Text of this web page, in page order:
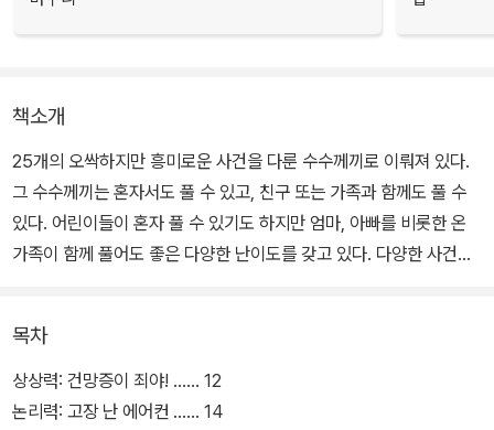
책소개
25개의 오싹하지만 흥미로운 사건을 다룬 수수께끼로 이뤄져 있다.
그 수수께끼는 혼자서도 풀 수 있고, 친구 또는 가족과 함께도 풀 수
있다. 어린이들이 혼자 풀 수 있기도 하지만 엄마, 아빠를 비롯한 온
가족이 함께 풀어도 좋은 다양한 난이도를 갖고 있다. 다양한 사건과
보는 것과 같은 느낌이 든다.
목차
상상력: 건망증이 죄야! …… 12
논리력: 고장 난 에어컨 …… 14